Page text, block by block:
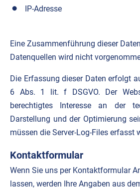
IP-Adresse
Eine Zusammenführung dieser
Datenquellen wird nicht
Die Erfassung dieser Daten erfolgt
6 Abs. 1 lit. f DSGVO. Der
berechtigtes Interesse an der
Darstellung und der Optimierung
müssen die Server-Log-Files erfasst
Kontaktformular
Wenn Sie uns per Kontaktformular
lassen, werden Ihre Angaben aus